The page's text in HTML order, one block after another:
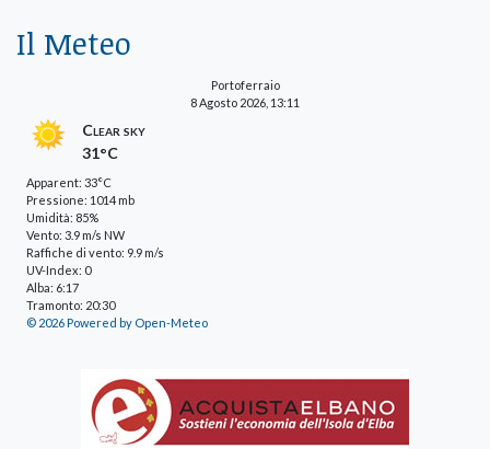
Il Meteo
Portoferraio
8 Agosto 2026, 13:11
Clear sky
31°C
Apparent: 33°C
Pressione: 1014 mb
Umidità: 85%
Vento: 3.9 m/s NW
Raffiche di vento: 9.9 m/s
UV-Index: 0
Alba: 6:17
Tramonto: 20:30
© 2026 Powered by Open-Meteo